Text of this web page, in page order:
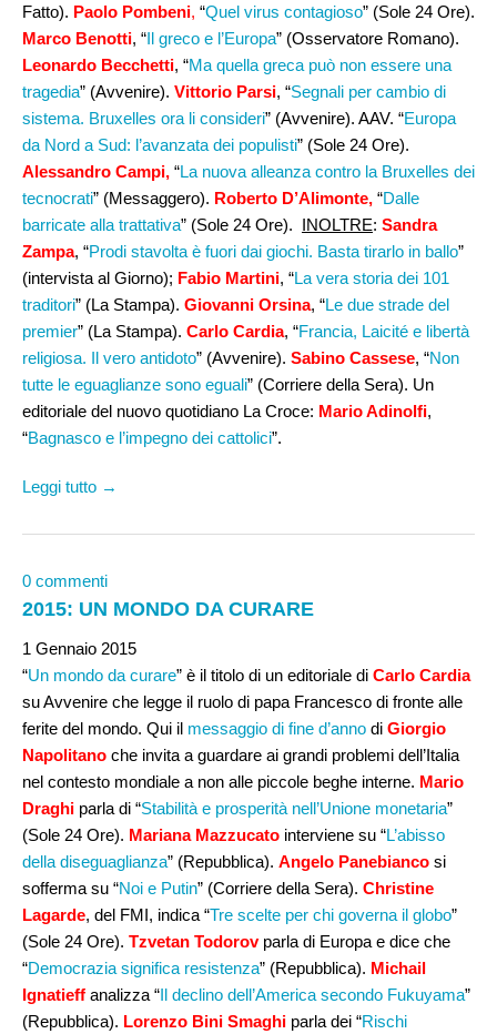
Fatto). Paolo Pombeni, “Quel virus contagioso” (Sole 24 Ore).
Marco Benotti, “Il greco e l’Europa” (Osservatore Romano).
Leonardo Becchetti, “Ma quella greca può non essere una
tragedia” (Avvenire). Vittorio Parsi, “Segnali per cambio di
sistema. Bruxelles ora li consideri” (Avvenire). AAV. “Europa
da Nord a Sud: l’avanzata dei populisti” (Sole 24 Ore).
Alessandro Campi, “La nuova alleanza contro la Bruxelles dei
tecnocrati” (Messaggero). Roberto D’Alimonte, “Dalle
barricate alla trattativa” (Sole 24 Ore). INOLTRE: Sandra
Zampa, “Prodi stavolta è fuori dai giochi. Basta tirarlo in ballo”
(intervista al Giorno); Fabio Martini, “La vera storia dei 101
traditori” (La Stampa). Giovanni Orsina, “Le due strade del
premier” (La Stampa). Carlo Cardia, “Francia, Laicité e libertà
religiosa. Il vero antidoto” (Avvenire). Sabino Cassese, “Non
tutte le eguaglianze sono eguali” (Corriere della Sera). Un
editoriale del nuovo quotidiano La Croce: Mario Adinolfi,
“Bagnasco e l’impegno dei cattolici”.
Leggi tutto →
0 commenti
2015: UN MONDO DA CURARE
1 Gennaio 2015
“Un mondo da curare” è il titolo di un editoriale di Carlo Cardia
su Avvenire che legge il ruolo di papa Francesco di fronte alle
ferite del mondo. Qui il messaggio di fine d’anno di Giorgio
Napolitano che invita a guardare ai grandi problemi dell’Italia
nel contesto mondiale a non alle piccole beghe interne. Mario
Draghi parla di “Stabilità e prosperità nell’Unione monetaria”
(Sole 24 Ore). Mariana Mazzucato interviene su “L’abisso
della diseguaglianza” (Repubblica). Angelo Panebianco si
sofferma su “Noi e Putin” (Corriere della Sera). Christine
Lagarde, del FMI, indica “Tre scelte per chi governa il globo”
(Sole 24 Ore). Tzvetan Todorovparla di Europa e dice che
“Democrazia significa resistenza” (Repubblica). Michail
Ignatieff analizza “Il declino dell’America secondo Fukuyama”
(Repubblica). Lorenzo Bini Smaghi parla dei “Rischi